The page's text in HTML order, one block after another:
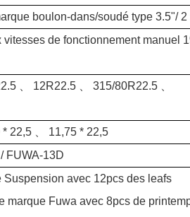
surbaissée à 6
de 80 tonnes
Remorque
boulon-dans/soudé type 3.5"/ 2
vitesses de fonctionnement manuel
12R22.5 315/80R22.5
* 22,5 11,75 * 22,5
FUWA-13D
Suspension avec 12pcs des leafs
marque Fuwa avec 8pcs de